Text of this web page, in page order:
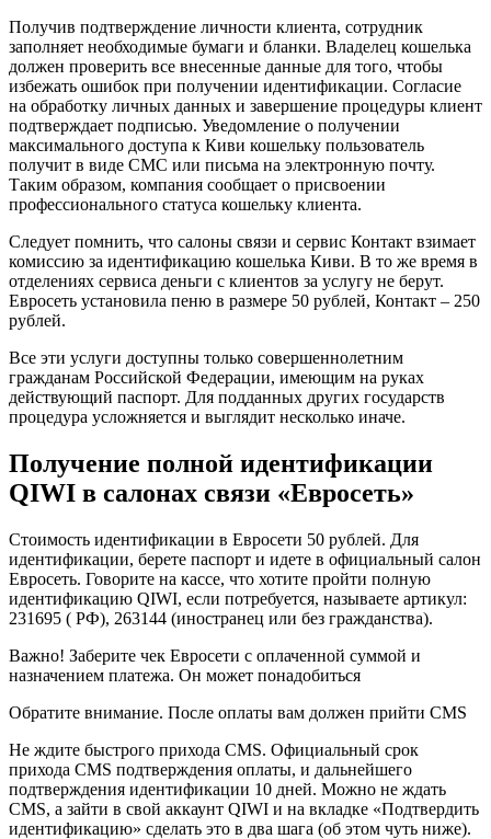
Получив подтверждение личности клиента, сотрудник
заполняет необходимые бумаги и бланки. Владелец кошелька
должен проверить все внесенные данные для того, чтобы
избежать ошибок при получении идентификации. Согласие
на обработку личных данных и завершение процедуры клиент
подтверждает подписью. Уведомление о получении
максимального доступа к Киви кошельку пользователь
получит в виде СМС или письма на электронную почту.
Таким образом, компания сообщает о присвоении
профессионального статуса кошельку клиента.
Следует помнить, что салоны связи и сервис Контакт взимает
комиссию за идентификацию кошелька Киви. В то же время в
отделениях сервиса деньги с клиентов за услугу не берут.
Евросеть установила пеню в размере 50 рублей, Контакт – 250
рублей.
Все эти услуги доступны только совершеннолетним
гражданам Российской Федерации, имеющим на руках
действующий паспорт. Для подданных других государств
процедура усложняется и выглядит несколько иначе.
Получение полной идентификации
QIWI в салонах связи «Евросеть»
Стоимость идентификации в Евросети 50 рублей. Для
идентификации, берете паспорт и идете в официальный салон
Евросеть. Говорите на кассе, что хотите пройти полную
идентификацию QIWI, если потребуется, называете артикул:
231695 ( РФ), 263144 (иностранец или без гражданства).
Важно! Заберите чек Евросети с оплаченной суммой и
назначением платежа. Он может понадобиться
Обратите внимание. После оплаты вам должен прийти CMS
Не ждите быстрого прихода CMS. Официальный срок
прихода CMS подтверждения оплаты, и дальнейшего
подтверждения идентификации 10 дней. Можно не ждать
CMS, а зайти в свой аккаунт QIWI и на вкладке «Подтвердить
идентификацию» сделать это в два шага (об этом чуть ниже).